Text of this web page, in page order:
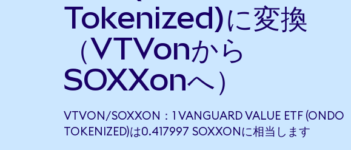
Tokenized)に変換
（VTVonから
SOXXonへ）
VTVON/SOXXON：1 VANGUARD VALUE ETF (ONDO
TOKENIZED)は0.417997 SOXXONに相当します